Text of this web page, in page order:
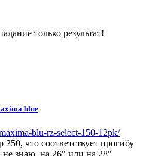
только результат!
blue
blu-rz-select-150-12pk/
что соответствует прогибу
не знаю, на 26" или на 28"